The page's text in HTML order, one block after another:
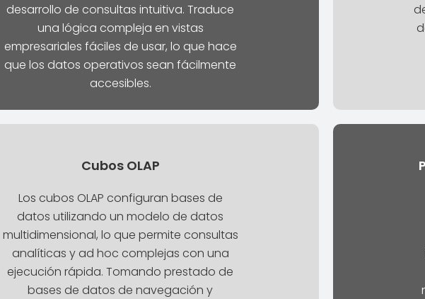
desarrollo de consultas intuitiva. Traduce
una lógica compleja en vistas
empresariales fáciles de usar, lo que hace
que los datos operativos sean fácilmente
accesibles.
Cubos OLAP
Los cubos OLAP configuran bases de
datos utilizando un modelo de datos
multidimensional, lo que permite consultas
analíticas y ad hoc complejas con una
ejecución rápida. Tomando prestado de
bases de datos de navegación y